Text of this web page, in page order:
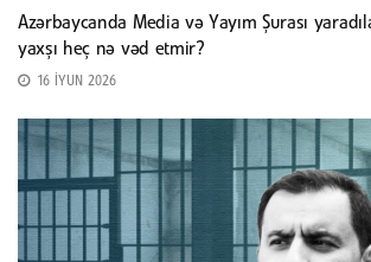
Azərbaycanda Media və Yayım Şurası
yaxşı heç nə vəd etmir?
16 İYUN 2026